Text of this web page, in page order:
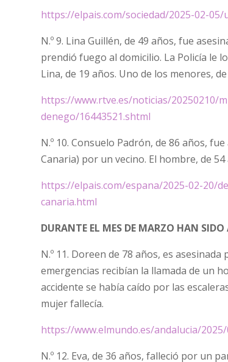
https://elpais.com/sociedad/2025-02-
N.º 9. Lina Guillén, de 49 años, fue
prendió fuego al domicilio. La Policía le
Lina, de 19 años. Uno de los menores,
https://www.rtve.es/noticias/20250210/
denego/16443521.shtml
N.º 10. Consuelo Padrón, de 86 años,
Canaria) por un vecino. El hombre, de
https://elpais.com/espana/2025-02-20/
canaria.html
DURANTE EL MES DE MARZO HAN
N.º 11. Doreen de 78 años, es
emergencias recibían la llamada de un
accidente se había caído por las
mujer fallecía.
https://www.elmundo.es/andalucia/
N.º 12. Eva, de 36 años, falleció por un